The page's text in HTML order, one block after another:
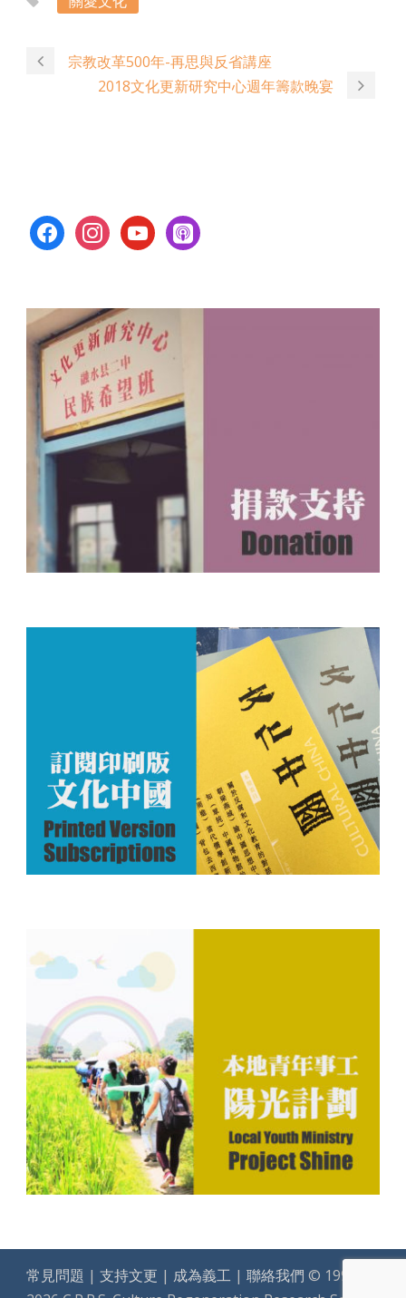
宗教改革500年-再思與反省講座
2018文化更新研究中心週年籌款晚宴
facebookinstagramyoutubeapple-
podcasts
常見問題 | 支持文更 | 成為義工 | 聯絡我們 © 1994-